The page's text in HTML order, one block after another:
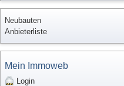
Neubauten
Anbieterliste
Mein Immoweb
Login